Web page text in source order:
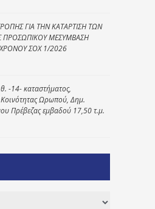
ΓΙΑ ΤΗΝ ΚΑΤΑΡΤΙΣΗ ΤΩΝ
ΜΕΣΥΜΒΑΣΗ
ΣΟΧ 1/2026
-14- καταστήματος,
Ωρωπού, Δημ.
Πρέβεζας εμβαδού 17,50 τ.μ.